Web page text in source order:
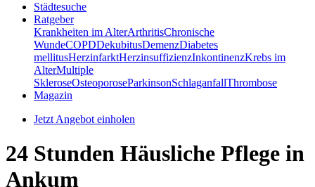
Städtesuche
Ratgeber
Krankheiten im AlterArthritisChronische
WundeCOPDDekubitusDemenzDiabetes
mellitusHerzinfarktHerzinsuffizienzInkontinenzKrebs im
AlterMultiple
SkleroseOsteoporoseParkinsonSchlaganfallThrombose
Magazin
Jetzt Angebot einholen
24 Stunden Häusliche Pflege in
Ankum